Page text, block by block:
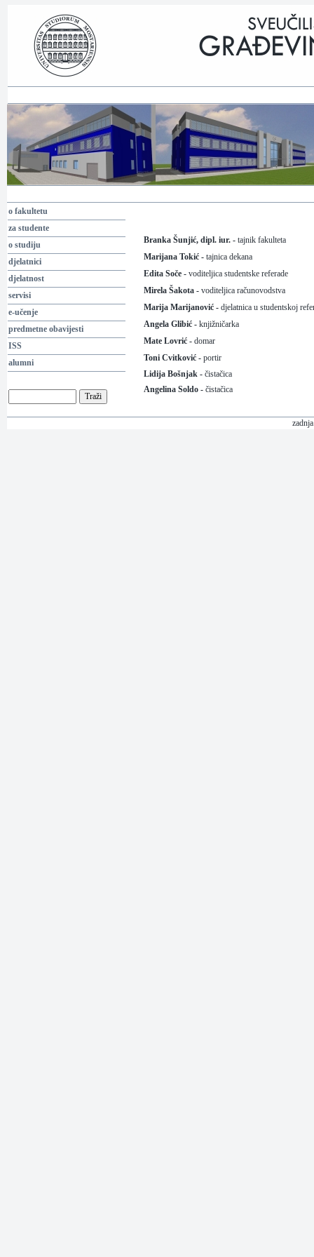
o fakultetu
za studente
o studiju
djelatnici
djelatnost
servisi
e-učenje
predmetne obavijesti
ISS
alumni
Branka Šunjić, dipl. iur. - tajnik fakulteta
Marijana Tokić - tajnica dekana
Edita Soče - voditeljica studentske referade
Mirela Šakota - voditeljica računovodstva
Marija Marijanović - djelatnica u studentskoj
Angela Glibić - knjižničarka
Mate Lovrić - domar
Toni Cvitković - portir
Lidija Bošnjak - čistačica
Angelina Soldo - čistačica